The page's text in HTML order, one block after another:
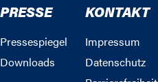
PRESSE
Pressespiegel
Downloads
KONTAKT
Impressum
Datenschutz